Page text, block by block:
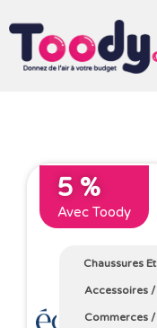
5 %
Avec Toody
Chaussures Et
Accessoires/
Commerces/